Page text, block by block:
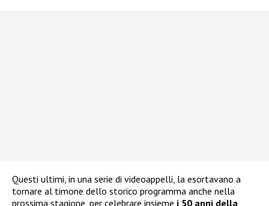
Questi ultimi, in una serie di videoappelli, la esortavano a
tornare al timone dello storico programma anche nella
prossima stagione, per celebrare insieme i 50 anni della